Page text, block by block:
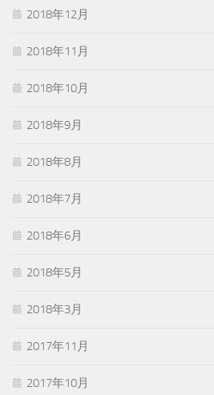
2018年12月
2018年11月
2018年10月
2018年9月
2018年8月
2018年7月
2018年6月
2018年5月
2018年3月
2017年11月
2017年10月